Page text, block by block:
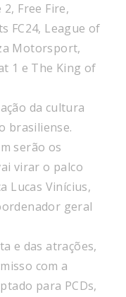
Free Fire,
FC24, League of
Motorsport,
1 e The King of
da cultura
brasiliense.
serão os
virar o palco
Lucas Vinícius,
geral
e das atrações,
com a
para PCDs,